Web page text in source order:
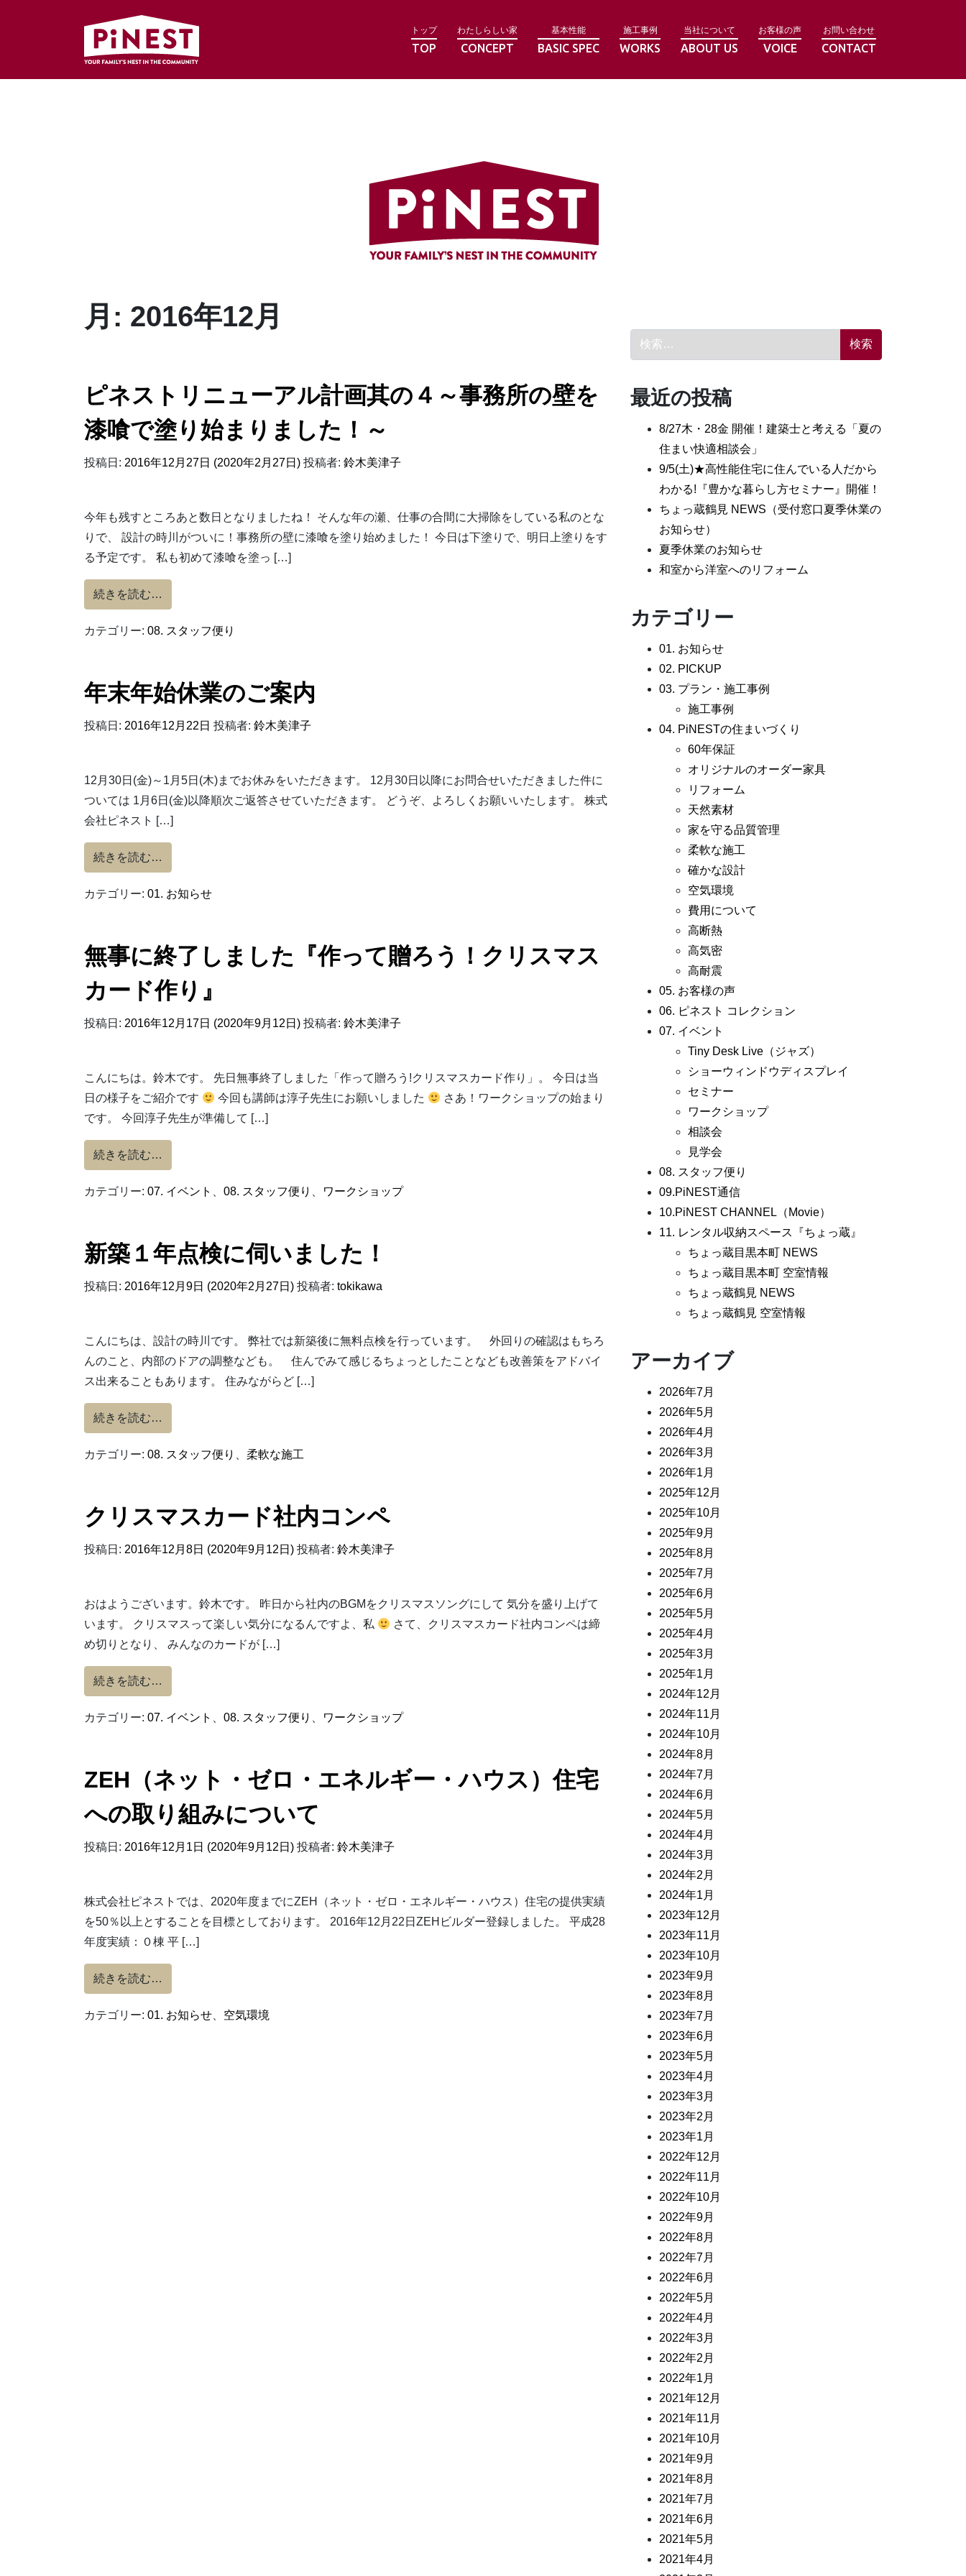
トップ
TOP
わたしらしい家
CONCEPT
基本性能
BASIC SPEC
施工事例
WORKS
当社について
ABOUT US
お客様の声
VOICE
お問い合わせ
CONTACT
月: 2016年12月
ピネストリニューアル計画其の４～事務所の壁を
漆喰で塗り始まりました！～
投稿日: 2016年12月27日 (2020年2月27日) 投稿者: 鈴木美津子
今年も残すところあと数日となりましたね！ そんな年の瀬、仕事の合間に大掃除をしている私のとな
りで、 設計の時川がついに！事務所の壁に漆喰を塗り始めました！ 今日は下塗りで、明日上塗りをす
る予定です。 私も初めて漆喰を塗っ […]
続きを読む…
カテゴリー: 08. スタッフ便り
年末年始休業のご案内
投稿日: 2016年12月22日 投稿者: 鈴木美津子
12月30日(金)～1月5日(木)までお休みをいただきます。 12月30日以降にお問合せいただきました件に
ついては 1月6日(金)以降順次ご返答させていただきます。 どうぞ、よろしくお願いいたします。 株式
会社ピネスト […]
続きを読む…
カテゴリー: 01. お知らせ
無事に終了しました『作って贈ろう！クリスマス
カード作り』
投稿日: 2016年12月17日 (2020年9月12日) 投稿者: 鈴木美津子
こんにちは。鈴木です。 先日無事終了しました「作って贈ろう!クリスマスカード作り」。 今日は当
日の様子をご紹介です
今回も講師は淳子先生にお願いしました
さあ！ワークショップの始まり
です。 今回淳子先生が準備して […]
続きを読む…
カテゴリー: 07. イベント 08. スタッフ便り ワークショップ
新築１年点検に伺いました！
投稿日: 2016年12月9日 (2020年2月27日) 投稿者: tokikawa
こんにちは、設計の時川です。 弊社では新築後に無料点検を行っています。 外回りの確認はもちろ
んのこと、内部のドアの調整なども。 住んでみて感じるちょっとしたことなども改善策をアドバイ
ス出来ることもあります。 住みながらど […]
続きを読む…
カテゴリー: 08. スタッフ便り 柔軟な施工
クリスマスカード社内コンペ
投稿日: 2016年12月8日 (2020年9月12日) 投稿者: 鈴木美津子
おはようございます。鈴木です。 昨日から社内のBGMをクリスマスソングにして 気分を盛り上げて
います。 クリスマスって楽しい気分になるんですよ、私
さて、クリスマスカード社内コンペは締
め切りとなり、 みんなのカードが […]
続きを読む…
カテゴリー: 07. イベント 08. スタッフ便り ワークショップ
ZEH（ネット・ゼロ・エネルギー・ハウス）住宅
への取り組みについて
投稿日: 2016年12月1日 (2020年9月12日) 投稿者: 鈴木美津子
株式会社ピネストでは、2020年度までにZEH（ネット・ゼロ・エネルギー・ハウス）住宅の提供実績
を50％以上とすることを目標としております。 2016年12月22日ZEHビルダー登録しました。 平成28
年度実績：０棟 平 […]
続きを読む…
カテゴリー: 01. お知らせ 空気環境
検索:
最近の投稿
8/27木・28金 開催！建築士と考える「夏の
住まい快適相談会」
9/5(土)★高性能住宅に住んでいる人だから
わかる!『豊かな暮らし方セミナー』開催！
ちょっ蔵鶴見 NEWS（受付窓口夏季休業の
お知らせ）
夏季休業のお知らせ
和室から洋室へのリフォーム
カテゴリー
01. お知らせ
02. PICKUP
03. プラン・施工事例
施工事例
04. PiNESTの住まいづくり
60年保証
オリジナルのオーダー家具
リフォーム
天然素材
家を守る品質管理
柔軟な施工
確かな設計
空気環境
費用について
高断熱
高気密
高耐震
05. お客様の声
06. ピネスト コレクション
07. イベント
Tiny Desk Live（ジャズ）
ショーウィンドウディスプレイ
セミナー
ワークショップ
相談会
見学会
08. スタッフ便り
09.PiNEST通信
10.PiNEST CHANNEL（Movie）
11. レンタル収納スペース『ちょっ蔵』
ちょっ蔵目黒本町 NEWS
ちょっ蔵目黒本町 空室情報
ちょっ蔵鶴見 NEWS
ちょっ蔵鶴見 空室情報
アーカイブ
2026年7月
2026年5月
2026年4月
2026年3月
2026年1月
2025年12月
2025年10月
2025年9月
2025年8月
2025年7月
2025年6月
2025年5月
2025年4月
2025年3月
2025年1月
2024年12月
2024年11月
2024年10月
2024年8月
2024年7月
2024年6月
2024年5月
2024年4月
2024年3月
2024年2月
2024年1月
2023年12月
2023年11月
2023年10月
2023年9月
2023年8月
2023年7月
2023年6月
2023年5月
2023年4月
2023年3月
2023年2月
2023年1月
2022年12月
2022年11月
2022年10月
2022年9月
2022年8月
2022年7月
2022年6月
2022年5月
2022年4月
2022年3月
2022年2月
2022年1月
2021年12月
2021年11月
2021年10月
2021年9月
2021年8月
2021年7月
2021年6月
2021年5月
2021年4月